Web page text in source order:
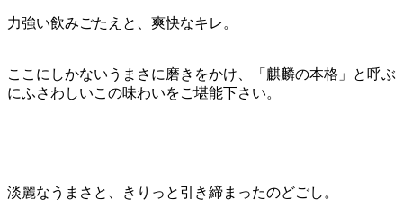
力強い飲みごたえと、爽快なキレ。
ここにしかないうまさに磨きをかけ、「麒麟の本格」と呼ぶ
にふさわしいこの味わいをご堪能下さい。
淡麗なうまさと、きりっと引き締まったのどごし。